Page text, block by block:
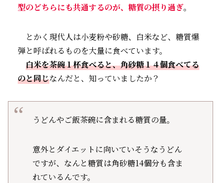
型のどちらにも共通するのが、糖質の摂り過ぎ。
とかく現代人は小麦粉や砂糖、白米など、糖質爆
弾と呼ばれるものを大量に食べています。
白米を茶碗１杯食べると、角砂糖１４個食べてる
のと同じなんだと、知っていましたか？
うどんやご飯茶碗に含まれる糖質の量。
意外とダイエットに向いていそうなうどん
ですが、なんと糖質は角砂糖14個分も含ま
れているんです。